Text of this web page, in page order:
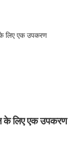
के लिए एक उपकरण